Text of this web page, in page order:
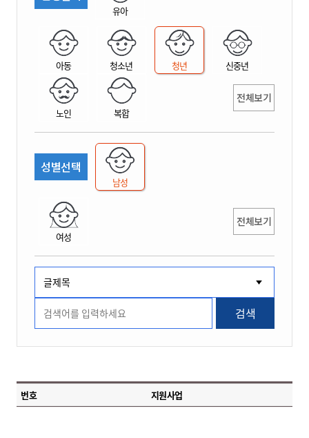
유아
아동 청소년 청년 신중년
노인 복합
전체보기
성별선택
남성
여성
전체보기
검색
번호 지원사업